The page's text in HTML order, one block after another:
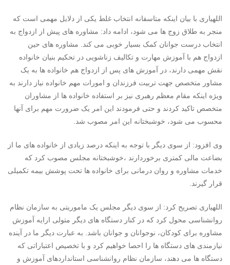
اللهیاری با بیان اینکه متاسفانه انتخاب غلط یکی از دلایل مهمی است که
منجر به طلاق زوج ها می شود، ادامه داد: مشاوره های پیش از ازدواج به
انتخاب درست جوانان کمک بسیار خوبی می کند. مشاوره های حین
ازدواج هم با آموزش مهارت و تکالیف زناشویی در تحکیم بنیان خانواده
نقش مهمی دارند، در آموزش های پس از ازدواج هم خانواده ها به یک
مشاور متخصص جهت تربیت فرزندان و امورات مهم خانواده نیاز دارند به
ویژه اینکه مقام معظم رهبری نیز بر استفاده خانواده ها از مشاوران
متخصص تاکید کردند و حتی فرمودند این امر یک ضرورت مهم برای آنها
محسوب می شود، خوشبختانه این امر مصوب شد.
وی افزود: از سوی دیگر با توجه به اینکه درصد زیادی از خانواده های ما از
بضاعت مالی کمتری برخوردارند ،خوشبختانه مجلس مصوب کرد که
خدمات مشاوره و روان درمانی برای خانواده ها تحت پوشش بیمه تکمیلی
قرار گیرند.
اللهیاری تصریح کرد: از سوی دیگر مجلس یک ماموریتی به سازمان نظام
روانشناسی محول کرد که در کنار دستگاه های دیگر متولی ارایه آموزش
مشاوره برای کودکان، نوجوانان و جوانان باشد. به عبارت دیگر ما در آینده
نیازمندی های دستگاه ها را احصا خواهیم کرد و با تخصیص اعتباراتی که
دستگاه ها می دهند، سازمان نظام روانشناسی استانداردهای آموزش و